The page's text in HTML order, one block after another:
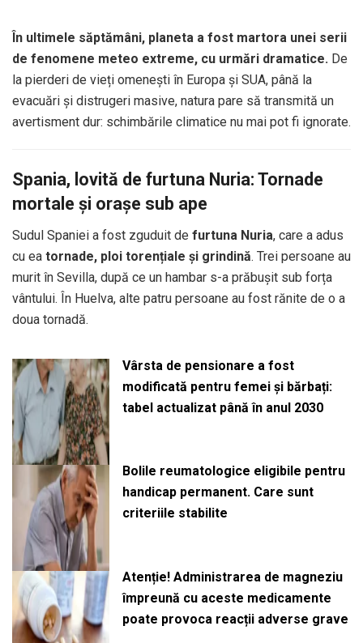
În ultimele săptămâni, planeta a fost martora unei serii
de fenomene meteo extreme, cu urmări dramatice. De
la pierderi de vieți omenești în Europa și SUA, până la
evacuări și distrugeri masive, natura pare să transmită un
avertisment dur: schimbările climatice nu mai pot fi ignorate.
Spania, lovită de furtuna Nuria: Tornade
mortale și orașe sub ape
Sudul Spaniei a fost zguduit de furtuna Nuria, care a adus
cu ea tornade, ploi torențiale și grindină. Trei persoane au
murit în Sevilla, după ce un hambar s-a prăbușit sub forța
vântului. În Huelva, alte patru persoane au fost rănite de o a
doua tornadă.
Vârsta de pensionare a fost
modificată pentru femei și bărbați:
tabel actualizat până în anul 2030
Bolile reumatologice eligibile pentru
handicap permanent. Care sunt
criteriile stabilite
Atenție! Administrarea de magneziu
împreună cu aceste medicamente
poate provoca reacții adverse grave